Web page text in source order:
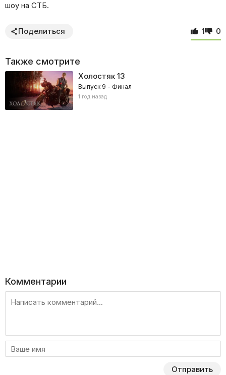
шоу на СТБ.
Поделиться 1 0
Также смотрите
Холостяк 13
Выпуск 9 - Финал
1 год назад
Комментарии
Отправить